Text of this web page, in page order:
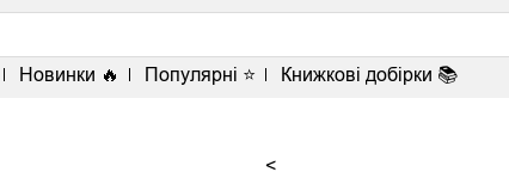
Новинки 🔥 Популярні ⭐ Книжкові добірки 📚
<